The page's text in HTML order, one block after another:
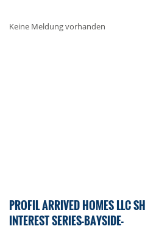
Keine Meldung vorhanden
PROFIL ARRIVED HOMES LLC
INTEREST SERIES-BAYSIDE-